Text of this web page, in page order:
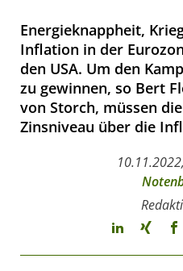
Energieknappheit,
Inflation in der
den USA. Um den
zu gewinnen, so Bert
von Storch, müssen
Zinsniveau über die